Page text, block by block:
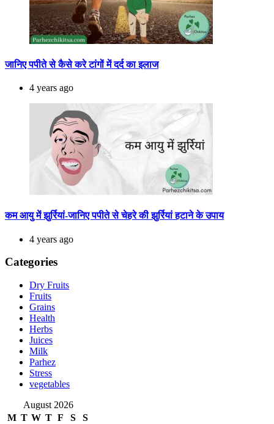
जानिए पपीते से कैसे करे टांगों में दर्द का इलाज
4 years ago
कम आयु में झुर्रियां-जानिए पपीते से चेहरे की झुर्रियां हटाने के उपाय
4 years ago
Categories
Dry Fruits
Fruits
Grains
Health
Herbs
Juices
Milk
Parhez
Stress
vegetables
August 2026
M T W T F S
S